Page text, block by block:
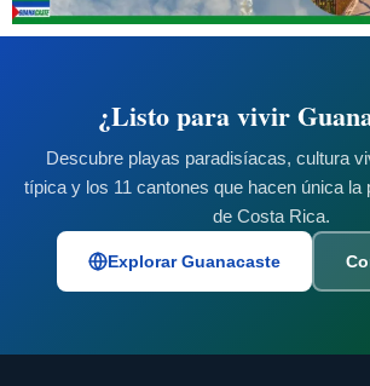
¿Listo para vivir
Descubre playas paradisíacas, cultura
típica y los 11 cantones que hacen única la
de Costa Rica.
Explorar Guanacaste